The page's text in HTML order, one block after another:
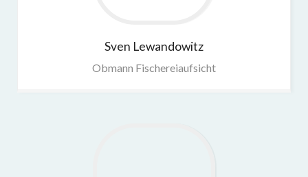
Sven Lewandowitz
Obmann Fischereiaufsicht